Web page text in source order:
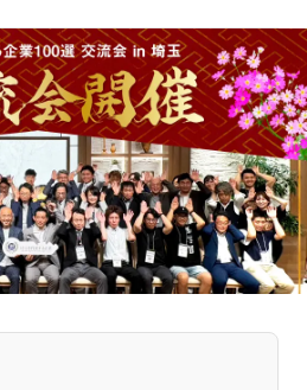
群馬エリア
千葉エリア
多摩エリア
新潟エリア
石川エリア
山梨エリア
岐阜エリア
愛知エリア